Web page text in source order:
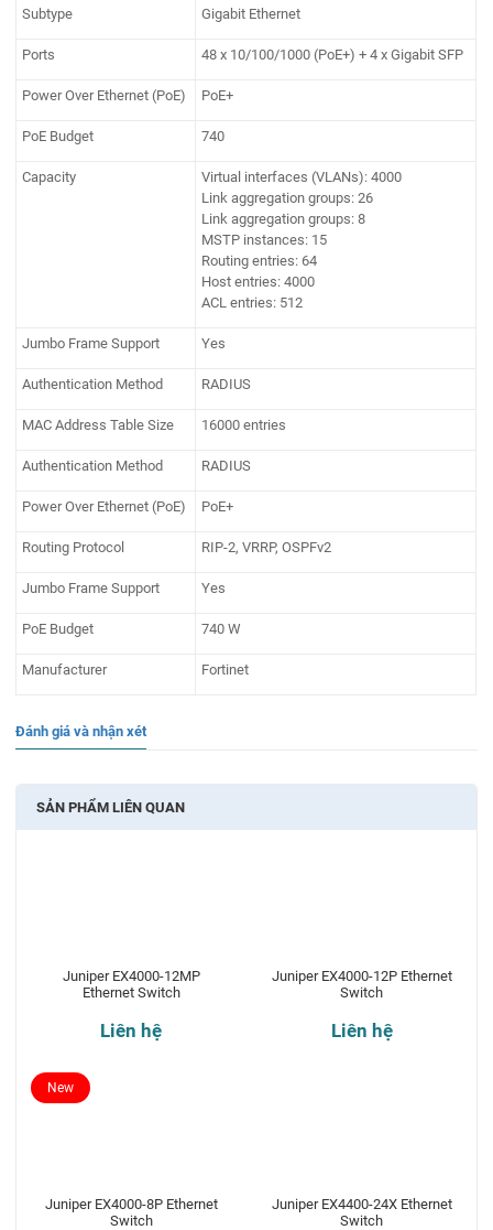
Subtype Gigabit Ethernet
Ports 48 x 10/100/1000 (PoE+) + 4 x Gigabit SFP
Power Over Ethernet (PoE) PoE+
PoE Budget 740
Capacity
Virtual interfaces (VLANs): 4000
Link aggregation groups: 26
Link aggregation groups: 8
MSTP instances: 15
Routing entries: 64
Host entries: 4000
ACL entries: 512
Jumbo Frame Support Yes
Authentication Method RADIUS
MAC Address Table Size 16000 entries
Authentication Method RADIUS
Power Over Ethernet (PoE) PoE+
Routing Protocol RIP-2, VRRP, OSPFv2
Jumbo Frame Support Yes
PoE Budget 740 W
Manufacturer Fortinet
Đánh giá và nhận xét
SẢN PHẨM LIÊN QUAN
Juniper EX4000-12MP
Ethernet Switch
Liên hệ
Juniper EX4000-12P Ethernet
Switch
Liên hệ
Juniper EX4000-8P Ethernet
Switch
New
Juniper EX4400-24X Ethernet
Switch